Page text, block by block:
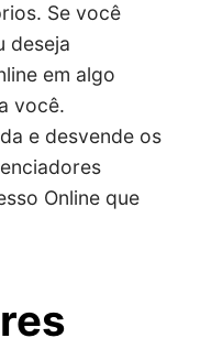
Se você
deseja
em algo
você.
e desvende os
Online que